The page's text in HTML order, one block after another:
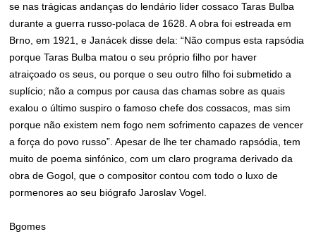
se nas trágicas andanças do lendário líder cossaco Taras Bulba
durante a guerra russo-polaca de 1628. A obra foi estreada em
Brno, em 1921, e Janácek disse dela: “Não compus esta rapsódia
porque Taras Bulba matou o seu próprio filho por haver
atraiçoado os seus, ou porque o seu outro filho foi submetido a
suplício; não a compus por causa das chamas sobre as quais
exalou o último suspiro o famoso chefe dos cossacos, mas sim
porque não existem nem fogo nem sofrimento capazes de vencer
a força do povo russo”. Apesar de lhe ter chamado rapsódia, tem
muito de poema sinfónico, com um claro programa derivado da
obra de Gogol, que o compositor contou com todo o luxo de
pormenores ao seu biógrafo Jaroslav Vogel.
Bgomes